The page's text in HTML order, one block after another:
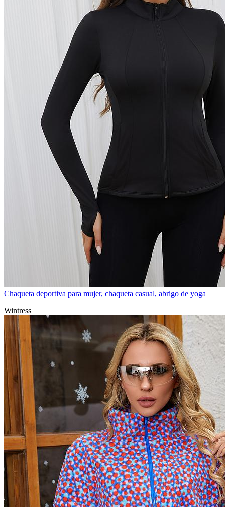
Chaqueta deportiva para mujer, chaqueta casual, abrigo de yoga
Wintress